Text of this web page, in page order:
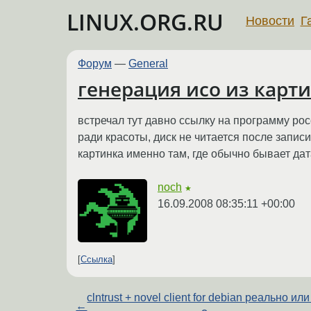
LINUX.ORG.RU Новости
Форум — General
генерация исо из
встречал тут давно ссылку на программу
ради красоты, диск не читается после записи
картинка именно там, где обычно бывает
noch ★
16.09.2008 08:35:11 +00:00
Ссылка
←
clntrust + novel client for debian реально